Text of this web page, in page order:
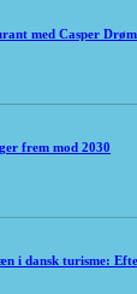
med Casper
frem mod 2030
i dansk turisme: